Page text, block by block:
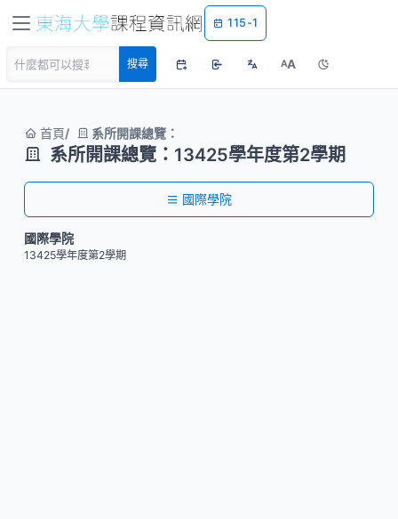
115-1
搜尋 AA
首頁 系所開課總覽：
系所開課總覽：13425學年度第2學期
國際學院
國際學院
13425學年度第2學期